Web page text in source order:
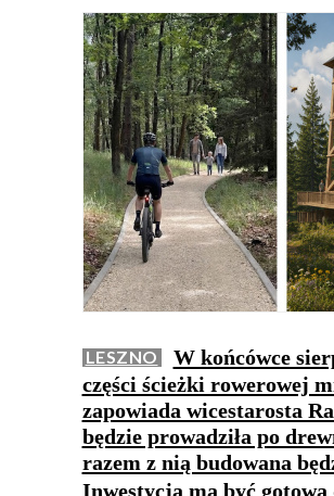
LESZNO
W końcówce
części ścieżki rowerowej
zapowiada wicestarosta
będzie prowadziła po
razem z nią budowana
Inwestycja ma być